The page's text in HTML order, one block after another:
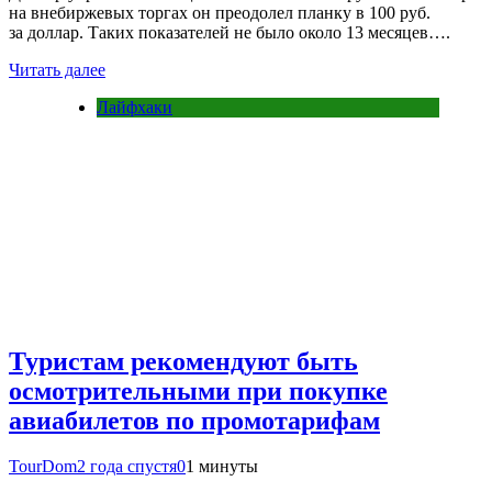
на внебиржевых торгах он преодолел планку в 100 руб.
за доллар. Таких показателей не было около 13 месяцев….
Читать далее
Лайфхаки
Туристам рекомендуют быть
осмотрительными при покупке
авиабилетов по промотарифам
TourDom2 года спустя01 минуты